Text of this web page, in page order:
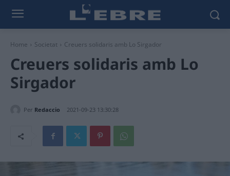
Home Societat Creuers solidaris amb Lo Sirgador
Creuers solidaris amb Lo
Sirgador
Per Redaccio 2021-09-23 13:30:28